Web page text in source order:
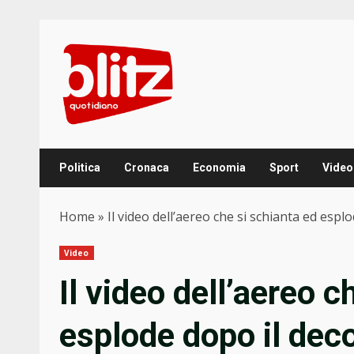
content
Politica Cronaca Economia Sport Video
Home » Il video dell’aereo che si schianta ed
Video
Il video dell’aereo
esplode dopo il